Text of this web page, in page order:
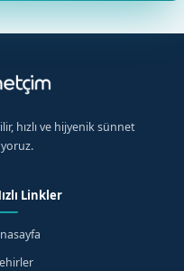
hızlı ve hijyenik sünnet
Linkler